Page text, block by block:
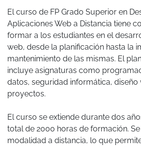
El curso de FP Grado Superior en
Aplicaciones Web a Distancia tiene
formar a los estudiantes en el
web, desde la planificación hasta la
mantenimiento de las mismas. El
incluye asignaturas como
datos, seguridad informática, diseño
proyectos.
El curso se extiende durante dos
total de 2000 horas de formación.
modalidad a distancia, lo que